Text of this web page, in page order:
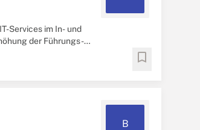
Services im In- und
der Führungs-
bookmark
B